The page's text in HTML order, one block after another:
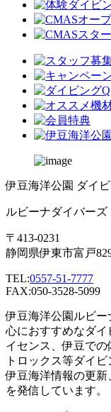
伊豆海洋公園 ダイ
ルビーナダイバーズ
〒413-0231
静岡県伊東市富戸
TEL:0557-51-7777
FAX:050-3528-5099
伊豆海洋公園ルビ
心におすすめなダ
イセンス、伊豆で
トロックス等ダイ
伊豆海洋情報の更
を発信しています。